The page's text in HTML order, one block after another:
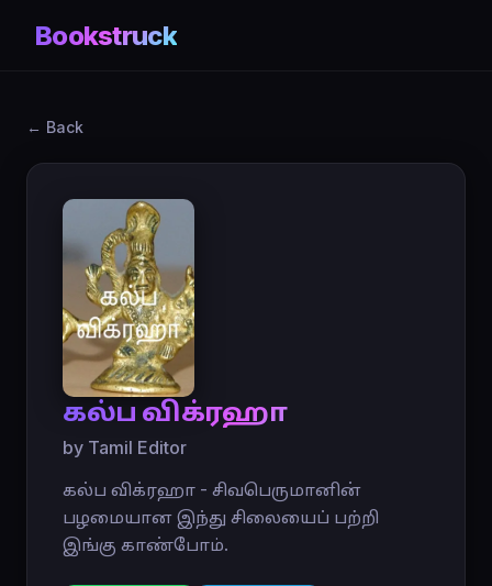
Bookstruck
← Back
கல்ப விக்ரஹா
by Tamil Editor
கல்ப விக்ரஹா - சிவபெருமானின்
பழமையான இந்து சிலையைப் பற்றி
இங்கு காண்போம்.